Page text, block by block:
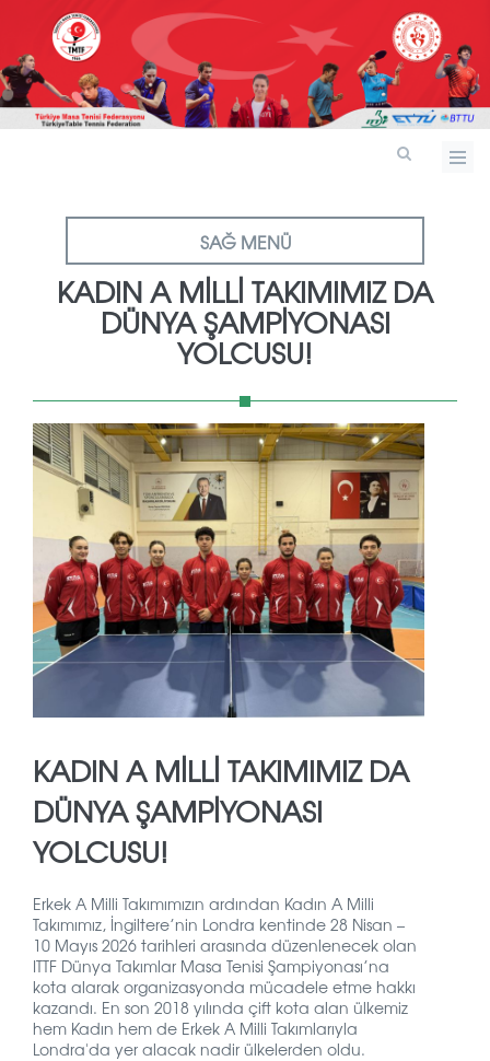
SAĞ MENÜ
KADIN A MILLI TAKIMIMIZ DA
DÜNYA ŞAMPIYONASI
YOLCUSU!
KADIN A MILLI TAKIMIMIZ DA
DÜNYA ŞAMPIYONASI
YOLCUSU!
Erkek A Milli Takımımızın ardından Kadın A Milli
Takımımız, İngiltere’nin Londra kentinde 28 Nisan –
10 Mayıs 2026 tarihleri arasında düzenlenecek olan
ITTF Dünya Takımlar Masa Tenisi Şampiyonası’na
kota alarak organizasyonda mücadele etme hakkı
kazandı. En son 2018 yılında çift kota alan ülkemiz
hem Kadın hem de Erkek A Milli Takımlarıyla
Londra'da yer alacak nadir ülkelerden oldu.